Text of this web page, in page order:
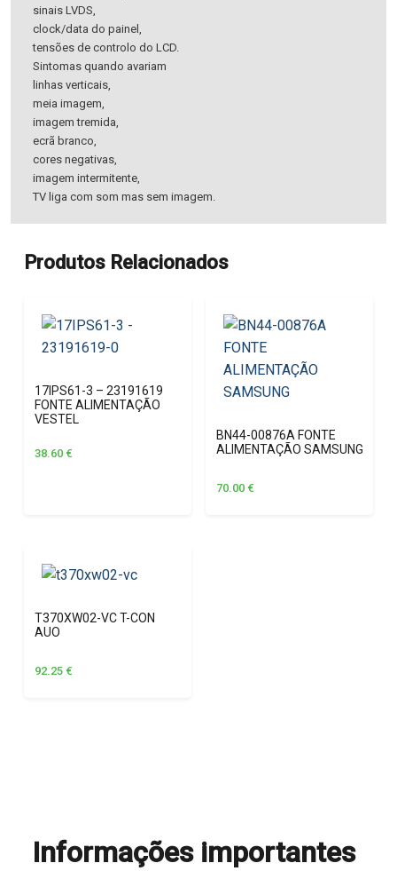
sinais LVDS,
clock/data do painel,
tensões de controlo do LCD.
Sintomas quando avariam
linhas verticais,
meia imagem,
imagem tremida,
ecrã branco,
cores negativas,
imagem intermitente,
TV liga com som mas sem imagem.
Produtos Relacionados
17IPS61-3 – 23191619
FONTE ALIMENTAÇÃO
VESTEL
38.60 €
BN44-00876A FONTE
ALIMENTAÇÃO SAMSUNG
70.00 €
T370XW02-VC T-CON
AUO
92.25 €
Informações importantes